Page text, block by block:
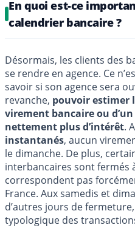
En quoi est-ce
calendrier bancaire ?
Désormais, les clients des
se rendre en agence. Ce
savoir si son agence sera
revanche, pouvoir estimer
virement bancaire ou
nettement plus d’intérêt.
instantanés, aucun
le dimanche. De plus,
interbancaires sont fermés
correspondent pas
France. Aux samedis et
d’autres jours de
typologique des